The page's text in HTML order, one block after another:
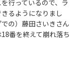
行っているので、ラ
るようになりまし
の）藤田さいきさん
番を終えて崩れ落ち